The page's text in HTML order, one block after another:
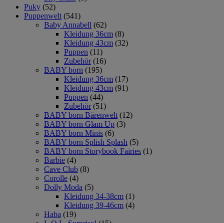
Puky (52)
Puppenwelt (541)
Baby Annabell (62)
Kleidung 36cm (8)
Kleidung 43cm (32)
Puppen (11)
Zubehör (16)
BABY born (195)
Kleidung 36cm (17)
Kleidung 43cm (91)
Puppen (44)
Zubehör (51)
BABY born Bärenwelt (12)
BABY born Glam Up (3)
BABY born Minis (6)
BABY born Splish Splash (5)
BABY born Storybook Fairies (1)
Barbie (4)
Cave Club (8)
Corolle (4)
Dolly Moda (5)
Kleidung 34-38cm (1)
Kleidung 39-46cm (4)
Haba (19)